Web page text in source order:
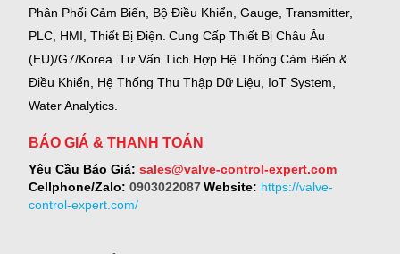
Phân Phối Cảm Biến, Bộ Điều Khiển, Gauge, Transmitter,
PLC, HMI, Thiết Bị Điện. Cung Cấp Thiết Bị Châu Âu
(EU)/G7/Korea. Tư Vấn Tích Hợp Hệ Thống Cảm Biến &
Điều Khiển, Hệ Thống Thu Thập Dữ Liệu, IoT System,
Water Analytics.
BÁO GIÁ & THANH TOÁN
Yêu Cầu Báo Giá: sales@valve-control-expert.com
Cellphone/Zalo: 0903022087 Website: https://valve-
control-expert.com/